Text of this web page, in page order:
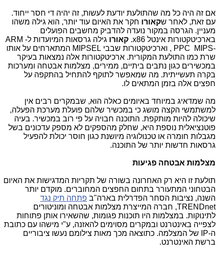
אם זה היה כל מה שהתולעת יודעת לעשות, זה יהיה די חסר ייחוד.
עם זאת, לאחר שקאורוחקר את האיום עוד יותר, הוא גילה משהו
מעניין. הגרסה במקור נועדה להדביק מחשבים הפועלים
בארכיטקטורות אינטל x86
. קאורוגילה גרסאות המיועדות ל- ARM
, PPC MIPS- וארכיטקטורות שבבי MIPSELהמתארחים על אותו
שרת כמו התולעת המקורית. ארכיטקטורות אלה נמצאות בעיקר
במכשירים כגון נתבים ביתיים, ממירים, מצלמות אבטחה ומערכות
בקרה תעשייתית. מה שמאפשר לתוקף להתחיל בהתקפה על
חפצים אלה בזמן המתאים לו.
מה שמדאיג במיוחד באיומים כאלה הוא, שבמקרים רבים אין
למשתמשי הקצה מושג כי במכשיר שלהם פועלת מערכת הפעלה,
שיכולה להיות מותקפת. התוכנה חבויה על פי רוב במכשיר. בעיה
פוטנציאלית נוספת היא, שחלק מהספקים לא מספק עדכונים בשל
מגבלות חומרה או טכנולוגיה מיושנת כגון חוסר יכולת להפעיל
גרסאות חדשות יותר של התוכנה.
מצלמות אבטחה פגיעות
תולעת זו היא רק האחרונה בשורה של תקריות המדגישות את האיום
הבטחוני המתעורר בתחום החפצים המחוברים. מוקדם יותר
השנה, נציבות הסחר הפדרלית בארה"ב פתחה תיק נגד
TRENDnet, חברה המייצרת מצלמות אבטחה ומוניטורים
לתינוקות. במצלמות היו תוכנות פגומות, שהשאירו אותן פתוחות
לצפייה באינטרנט ובמקרים מסוימים להאזנה, ע"י מישהו עם כתובת
ה-IP
של המצלמה. כתוצאה מכך מאות צילומם נעשו ציבוריים
ברשת האינטרנט.